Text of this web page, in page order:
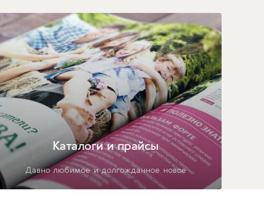
Каталоги и прайсы
Давно любимое и долгожданное новое